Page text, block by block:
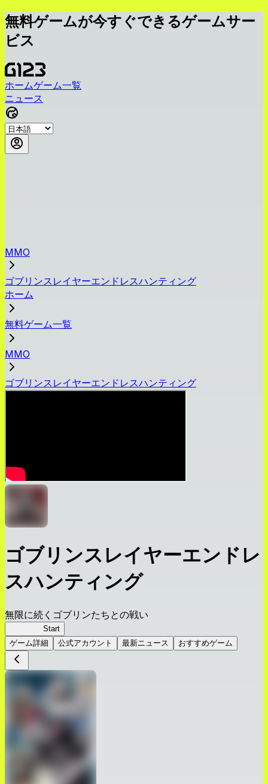
無料ゲームが今すぐできるゲームサー
ビス
ホームゲーム一覧
ニュース
MMO
ゴブリンスレイヤーエンドレスハンティング
ホーム
無料ゲーム一覧
MMO
ゴブリンスレイヤーエンドレスハンティング
ゴブリンスレイヤーエンドレ
スハンティング
無限に続くゴブリンたちとの戦い
Start
ゲーム詳細
公式アカウント 最新ニュース おすすめゲーム